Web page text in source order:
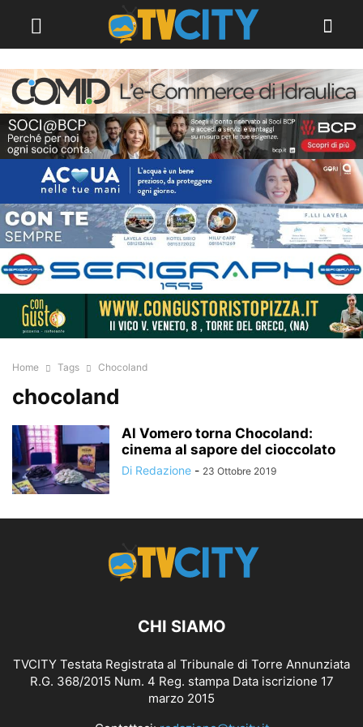
Home Tags Chocoland
chocoland
Al Vomero torna Chocoland:
cinema al sapore del cioccolato
Di Redazione - 23 Ottobre 2019
CHI SIAMO
TVCITY Testata Registrata al Tribunale di Torre Annunziata
R.G. 368/2015 Num. 4 Reg. stampa Data iscrizione 17
marzo 2015